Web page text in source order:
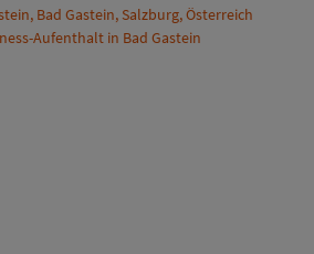
Bad Gastein, Salzburg, Österreich
Aufenthalt in Bad Gastein